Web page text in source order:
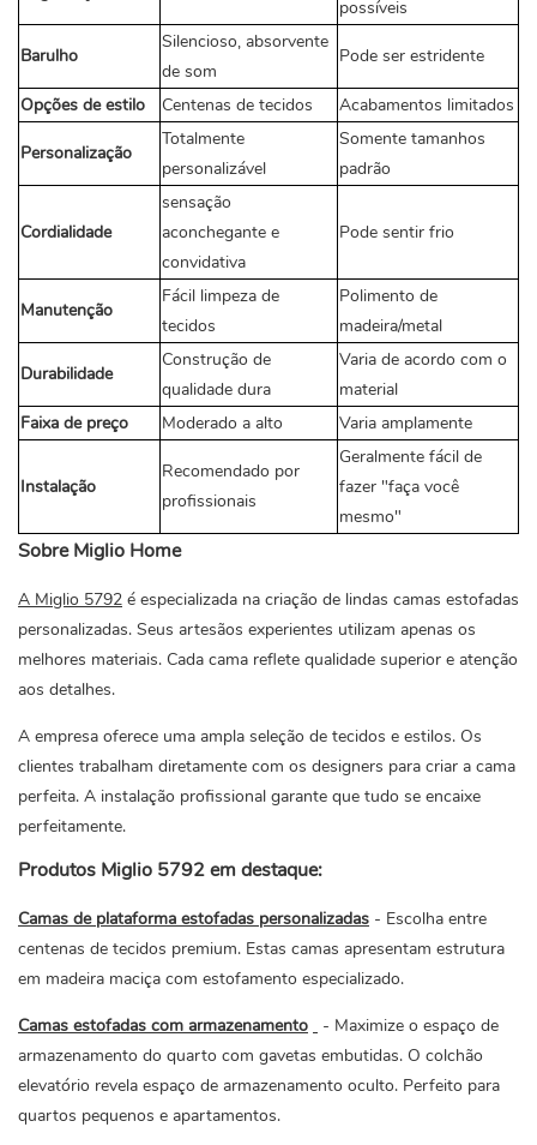
possíveis
Barulho
Silencioso, absorvente
de som
Pode ser estridente
Opções de estilo Centenas de tecidos Acabamentos limitados
Personalização
Totalmente
personalizável
Somente tamanhos
padrão
Cordialidade
sensação
aconchegante e
convidativa
Pode sentir frio
Manutenção
Fácil limpeza de
tecidos
Polimento de
madeira/metal
Durabilidade
Construção de
qualidade dura
Varia de acordo com o
material
Faixa de preço
Moderado a alto Varia amplamente
Instalação
Recomendado por
profissionais
Geralmente fácil de
fazer "faça você
mesmo"
Sobre Miglio Home
A Miglio 5792 é especializada na criação de lindas camas estofadas
personalizadas. Seus artesãos experientes utilizam apenas os
melhores materiais. Cada cama reflete qualidade superior e atenção
aos detalhes.
A empresa oferece uma ampla seleção de tecidos e estilos. Os
clientes trabalham diretamente com os designers para criar a cama
perfeita. A instalação profissional garante que tudo se encaixe
perfeitamente.
Produtos Miglio 5792 em destaque:
Camas de plataforma estofadas personalizadas - Escolha entre
centenas de tecidos premium. Estas camas apresentam estrutura
em madeira maciça com estofamento especializado.
Camas estofadas com armazenamento
- Maximize o espaço de
armazenamento do quarto com gavetas embutidas. O colchão
elevatório revela espaço de armazenamento oculto. Perfeito para
quartos pequenos e apartamentos.